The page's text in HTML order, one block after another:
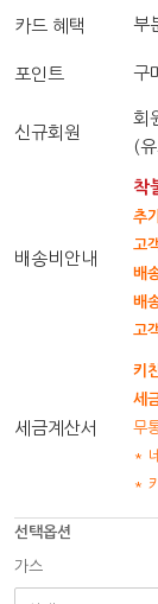
카드 혜택 부
포인트 구
신규회원
회
(
배송비안내
착
추
고
배
배
고
세금계산서
키
세
무
*
*
선택옵션
가스